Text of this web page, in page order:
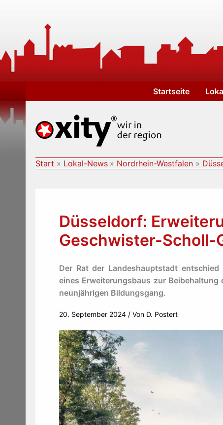
Startseite
Start Lokal-News Nordrhein-Westfalen
Düsseldorf:
Geschwister-Scholl-
Der Rat der Landeshauptstadt
eines Erweiterungsbaus zur
neunjährigen Bildungsgang.
20. September 2024 / Von D. Postert